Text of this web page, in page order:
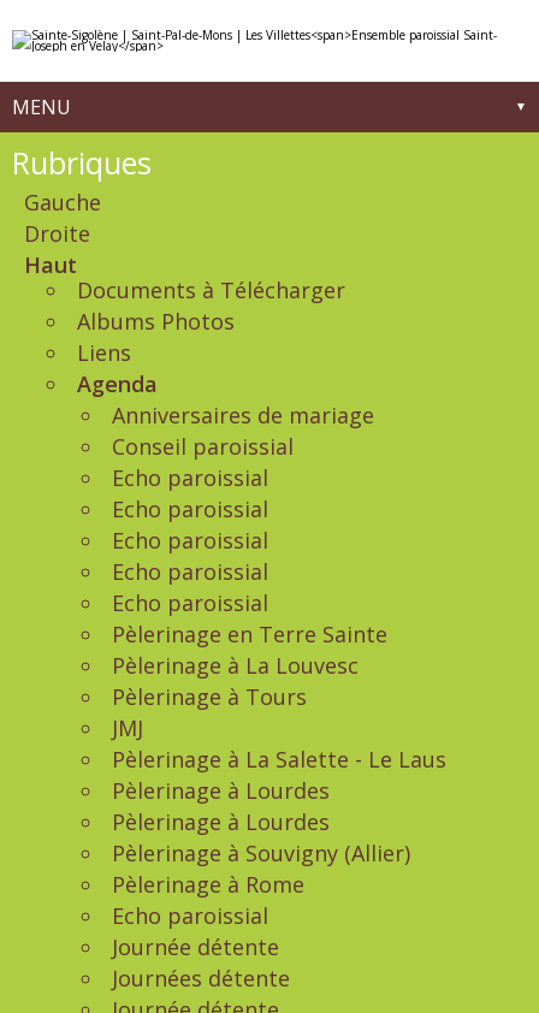
contenu.
la
MENU
Navigation
Rubriques
Gauche
Droite
Haut
Documents à Télécharger
Albums Photos
Liens
Agenda
Anniversaires de mariage
Conseil paroissial
Echo paroissial
Echo paroissial
Echo paroissial
Echo paroissial
Echo paroissial
Pèlerinage en Terre Sainte
Pèlerinage à La Louvesc
Pèlerinage à Tours
JMJ
Pèlerinage à La Salette - Le Laus
Pèlerinage à Lourdes
Pèlerinage à Lourdes
Pèlerinage à Souvigny (Allier)
Pèlerinage à Rome
Echo paroissial
Journée détente
Journées détente